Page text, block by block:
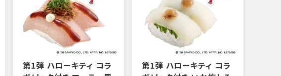
第1弾 ハローキティ コラ
第1弾 ハローキティ コラ